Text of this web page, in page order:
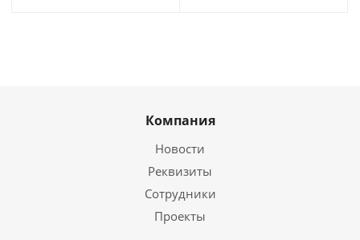
Компания
Новости
Реквизиты
Сотрудники
Проекты